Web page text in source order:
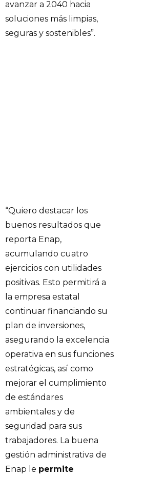
avanzar a 2040 hacia
soluciones más limpias,
seguras y sostenibles”.
“Quiero destacar los
buenos resultados que
reporta Enap,
acumulando cuatro
ejercicios con utilidades
positivas. Esto permitirá a
la empresa estatal
continuar financiando su
plan de inversiones,
asegurando la excelencia
operativa en sus funciones
estratégicas, así como
mejorar el cumplimiento
de estándares
ambientales y de
seguridad para sus
trabajadores. La buena
gestión administrativa de
Enap le permite